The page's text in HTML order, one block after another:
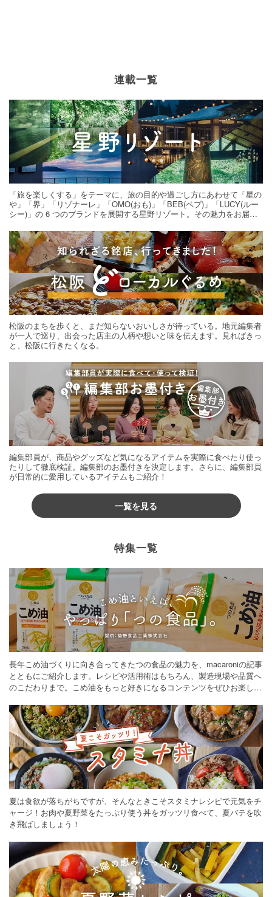
連載一覧
「旅を楽しくする」をテーマに、旅の目的や過ごし方にあわせて「星の
や」「界」「リゾナーレ」「OMO(おも)」「BEB(ベブ)」「LUCY(ルー
シー)」の 6 つのブランドを展開する星野リゾート。その魅力をお届け
松阪のまちを歩くと、まだ知らないおいしさが待っている。地元編集者
が一人で巡り、出会った店主の人柄や想いと味を伝えます。見ればきっ
と、松阪に行きたくなる。
編集部員が、商品やグッズなど気になるアイテムを実際に食べたり使っ
たりして徹底検証。編集部のお墨付きを決定します。さらに、編集部員
が日常的に愛用しているアイテムもご紹介！
一覧を見る
特集一覧
長年こめ油づくりに向き合ってきたつの食品の魅力を、macaroniの記事
とともにご紹介します。レシピや活用術はもちろん、製造現場や品質へ
のこだわりまで。こめ油をもっと好きになるコンテンツをぜひお楽しみ
夏は食欲が落ちがちですが、そんなときこそスタミナレシピで元気をチ
ャージ！お肉や夏野菜をたっぷり使う丼をガッツリ食べて、夏バテを吹
き飛ばしましょう！